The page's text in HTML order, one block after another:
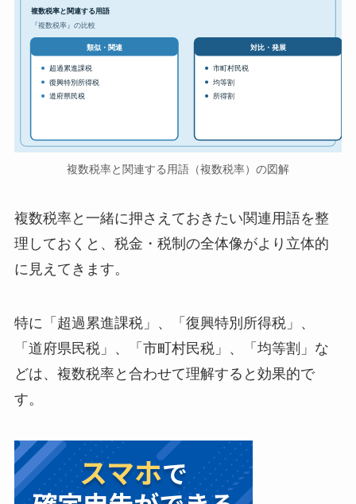
複数税率と関連する用語
『複数税率』の比較
類似・関連
超過累進課税
復興特別所得税
道府県民税
対比・発展
市町村民税
均等割
所得割
複数税率と関連する用語（複数税率）の図解
複数税率と一緒に押さえておきたい関連用語を整
理しておくと、税金・税制の全体像がより立体的
に見えてきます。
特に「超過累進課税」、「復興特別所得税」、
「道府県民税」、「市町村民税」、「均等割」な
どは、複数税率と合わせて理解すると効果的で
す。